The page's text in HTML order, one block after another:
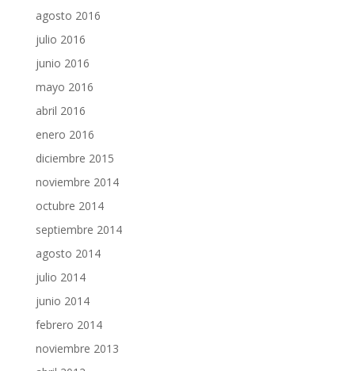
agosto 2016
julio 2016
junio 2016
mayo 2016
abril 2016
enero 2016
diciembre 2015
noviembre 2014
octubre 2014
septiembre 2014
agosto 2014
julio 2014
junio 2014
febrero 2014
noviembre 2013